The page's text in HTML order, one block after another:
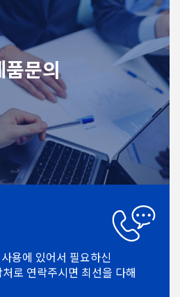
품문의
용에 있어서 필요하신
로 연락주시면 최선을 다해